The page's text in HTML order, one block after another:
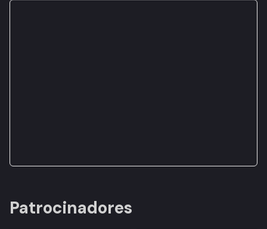
Patrocinadores